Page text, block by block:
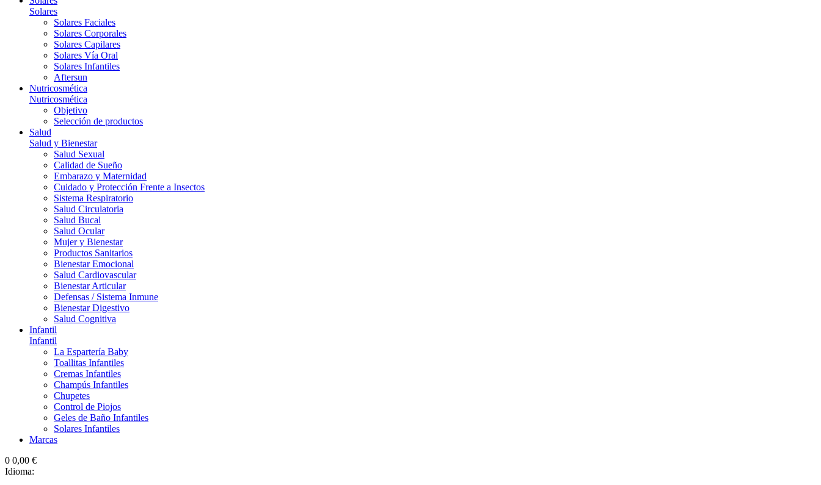
Solares
Solares Faciales
Solares Corporales
Solares Capilares
Solares Vía Oral
Solares Infantiles
Aftersun
Nutricosmética
Nutricosmética
Objetivo
Selección de productos
Salud
Salud y Bienestar
Salud Sexual
Calidad de Sueño
Embarazo y Maternidad
Cuidado y Protección Frente a Insectos
Sistema Respiratorio
Salud Circulatoria
Salud Bucal
Salud Ocular
Mujer y Bienestar
Productos Sanitarios
Bienestar Emocional
Salud Cardiovascular
Bienestar Articular
Defensas / Sistema Inmune
Bienestar Digestivo
Salud Cognitiva
Infantil
Infantil
La Espartería Baby
Toallitas Infantiles
Cremas Infantiles
Champús Infantiles
Chupetes
Control de Piojos
Geles de Baño Infantiles
Solares Infantiles
Marcas
0 0,00 €
Idioma: